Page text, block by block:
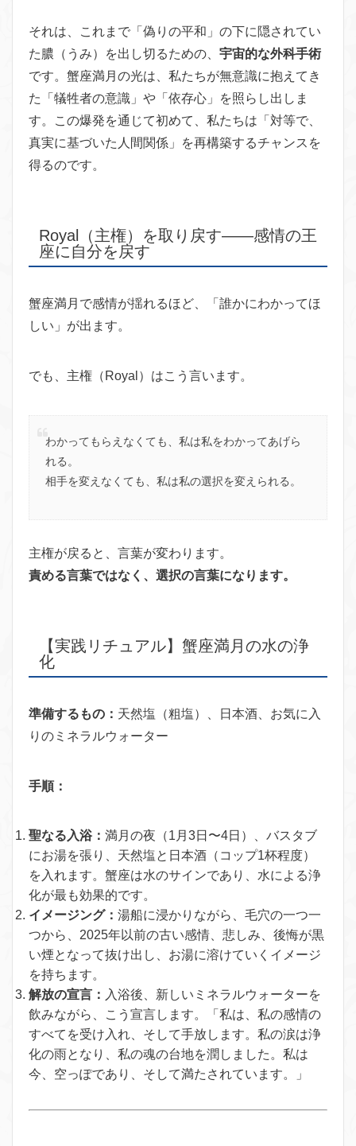
それは、これまで「偽りの平和」の下に隠されてい
た膿（うみ）を出し切るための、 宇宙的な外科手術
です。蟹座満月の光は、私たちが無意識に抱えてき
た「犠牲者の意識」や「依存心」を照らし出しま
す。この爆発を通じて初めて、私たちは「対等で、
真実に基づいた人間関係」を再構築するチャンスを
得るのです。
Royal（主権）を取り戻す——感情の王
座に自分を戻す
蟹座満月で感情が揺れるほど、「誰かにわかってほ
しい」が出ます。
でも、主権（Royal）はこう言います。
わかってもらえなくても、私は私をわかってあげら
れる。
相手を変えなくても、私は私の選択を変えられる。
主権が戻ると、言葉が変わります。
責める言葉ではなく、選択の言葉になります。
【実践リチュアル】蟹座満月の水の浄
化
準備するもの： 天然塩（粗塩）、日本酒、お気に入
りのミネラルウォーター
手順：
聖なる入浴： 満月の夜（1月3日〜4日）、バスタブ
にお湯を張り、天然塩と日本酒（コップ1杯程度）
を入れます。蟹座は水のサインであり、水による浄
化が最も効果的です。
イメージング： 湯船に浸かりながら、毛穴の一つ一
つから、2025年以前の古い感情、悲しみ、後悔が黒
い煙となって抜け出し、お湯に溶けていくイメージ
を持ちます。
解放の宣言： 入浴後、新しいミネラルウォーターを
飲みながら、こう宣言します。「私は、私の感情の
すべてを受け入れ、そして手放します。私の涙は浄
化の雨となり、私の魂の台地を潤しました。私は
今、空っぽであり、そして満たされています。」